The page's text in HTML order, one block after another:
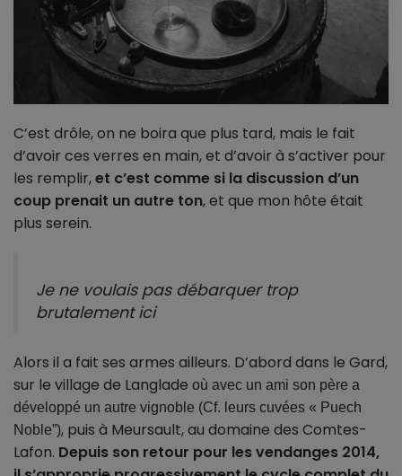
C’est drôle, on ne boira que plus tard, mais le fait
d’avoir ces verres en main, et d’avoir à s’activer pour
les remplir,et c’est comme si la discussion d’un
coup prenait un autre ton, et que mon hôte était
plus serein.
Je ne voulais pas débarquer trop
brutalement ici
Alors il a fait ses armes ailleurs. D’abord dans le Gard,
sur le village de Langlade où avec un ami son père a
développé un autre vignoble (Cf. leurs cuvées « Puech
Noble”), puis à Meursault, au domaine des Comtes-
Lafon. Depuis son retour pour les vendanges 2014,